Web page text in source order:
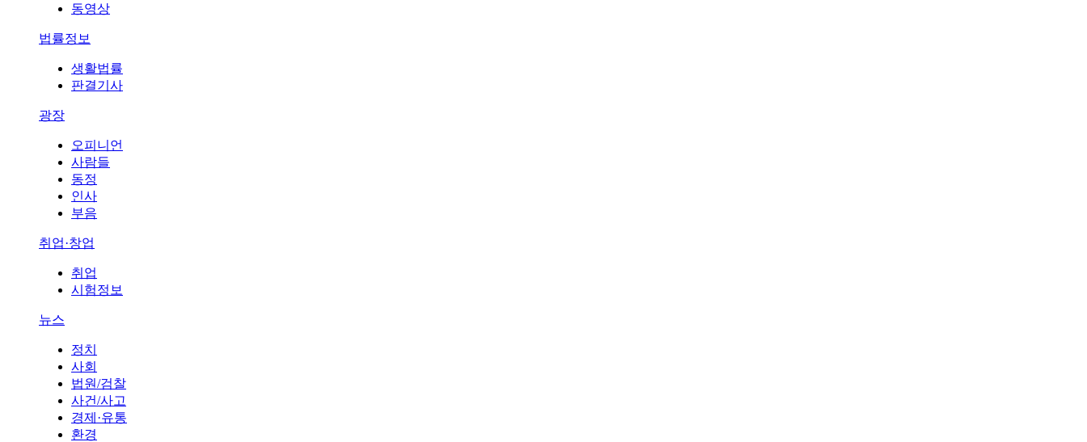
동영상
법률정보
생활법률
판결기사
광장
오피니언
사람들
동정
인사
부음
취업·창업
취업
시험정보
뉴스
정치
사회
법원/검찰
사건/사고
경제·유통
환경